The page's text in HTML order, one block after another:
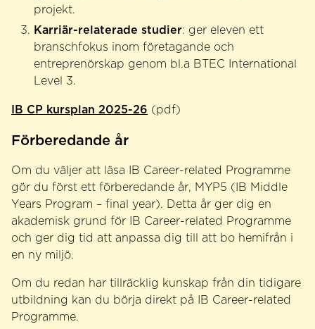
projekt.
Karriär-relaterade studier: ger eleven ett
branschfokus inom företagande och
entreprenörskap genom bl.a BTEC International
Level 3.
IB CP kursplan 2025-26 (pdf)
Förberedande år
Om du väljer att läsa IB Career-related Programme
gör du först ett förberedande år, MYP5 (IB Middle
Years Program – final year). Detta år ger dig en
akademisk grund för IB Career-related Programme
och ger dig tid att anpassa dig till att bo hemifrån i
en ny miljö.
Om du redan har tillräcklig kunskap från din tidigare
utbildning kan du börja direkt på IB Career-related
Programme.